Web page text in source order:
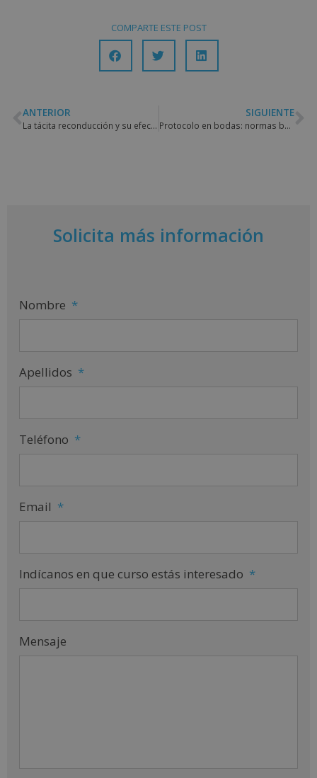
COMPARTE ESTE POST
ANTERIOR
La tácita reconducción y su efecto en los contratos de arrendamiento
SIGUIENTE
Protocolo en bodas: normas básicas que debes seguir como invitado
Solicita más información
Nombre *
Apellidos *
Teléfono *
Email *
Indícanos en que curso estás interesado *
Mensaje